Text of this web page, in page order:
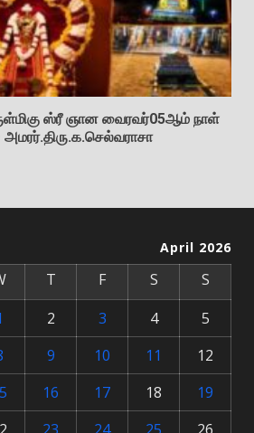
ஸ்ரீ ஞான வைரவர்05ஆம் நாள்
அமரர்.திரு.க.செல்வராசா
April 2026
T F S
S
2 3 4
5
9 10 11
12
16 17 18
19